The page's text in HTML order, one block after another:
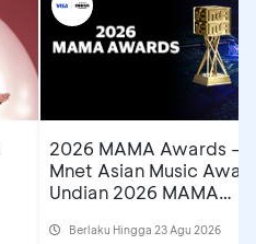
2026 MAMA Awards –
Mnet Asian Music
Undian 2026 MAMA
FairBerlaku Hingga 23 Agu 2026